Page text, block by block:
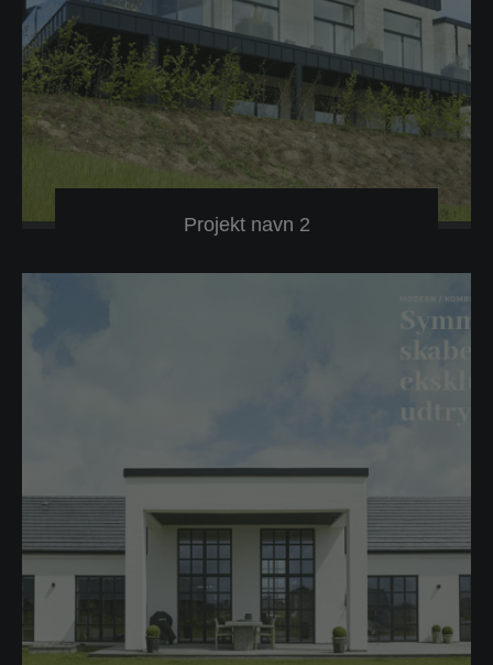
Projekt navn 2